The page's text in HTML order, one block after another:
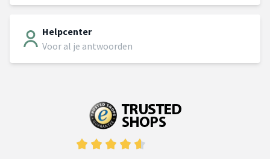
Helpcenter
Voor al je antwoorden